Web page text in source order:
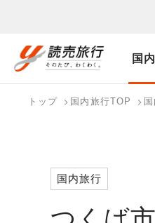
国
トップ 国内旅行TOP
国内旅行